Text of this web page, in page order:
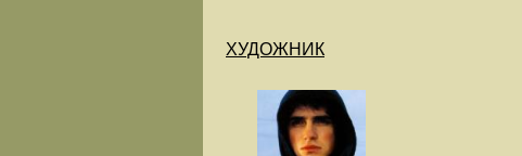
ХУДОЖНИК